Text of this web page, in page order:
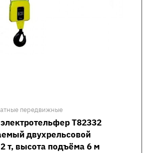
передвижные
Т82332
двухрельсовой
т, высота подъёма 6 м